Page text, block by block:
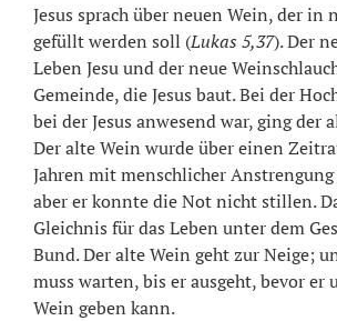
Jesus sprach über neuen Wein, der in
gefüllt werden soll (Lukas 5,37). Der
Leben Jesu und der neue
Gemeinde, die Jesus baut. Bei der
bei der Jesus anwesend war, ging der
Der alte Wein wurde über einen
Jahren mit menschlicher
aber er konnte die Not nicht stillen.
Gleichnis für das Leben unter dem
Bund. Der alte Wein geht zur Neige;
muss warten, bis er ausgeht, bevor er
Wein geben kann.